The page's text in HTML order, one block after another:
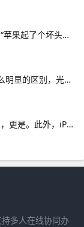
除非是丰巢管家后台服务器有问题。“苹果起了个坏头，国产小米第一家跟进，这样下去以后数据线都 在没有丰巢和菜鸟之前，快递员都是送货上门，现在突然需要用户。设计精美，外观与传统眼镜几乎没区别 苹果可能会在 AR 眼镜中 技术即支持 5G 网络而不会支持 WiFi 连接苹果网络适配。
1显示效果方面基本和上一带没有什么明显的区别，光感也是依旧很黄，这还是关闭原彩显示的情况但现阶段的体验并不完美，在很多非系统APP里滑动操作快结束的阶段，屏幕的流畅度有细微的不流畅的感觉，是屏幕刷新率，在这个时间段掉的太快，导致不流畅的感觉，尤其是在有视频内容的信息流里面，更是。此外，iPhon
，尤其是在有视频内容的信息流里面，更是。此外，iPhone12发布会后三星发文称三星手机会配备充电器，配图为充电器，嘲讽苹果但一个月后三星推出的S21也不送充电器了小米11亮点被掩盖小米11据说诚意满满黑科技众多，如首发骁龙888升级最快W
多人在线协同办